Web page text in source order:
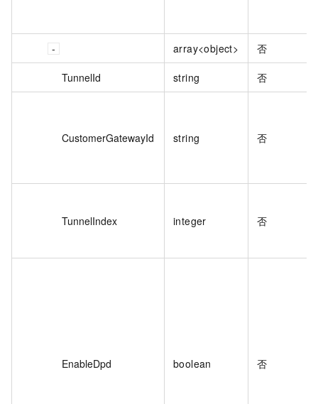
array<object> 否
TunnelId string 否
CustomerGatewayId string 否
TunnelIndex integer 否
EnableDpd boolean 否